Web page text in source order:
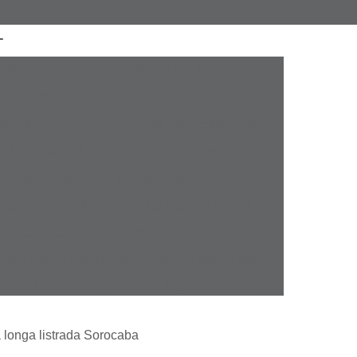
Camisa Masculina Manga Longa
listrada Sorocaba